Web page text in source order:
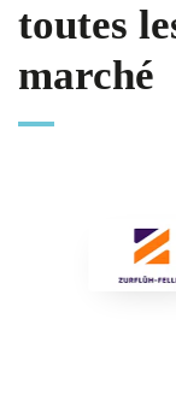
toutes
marché